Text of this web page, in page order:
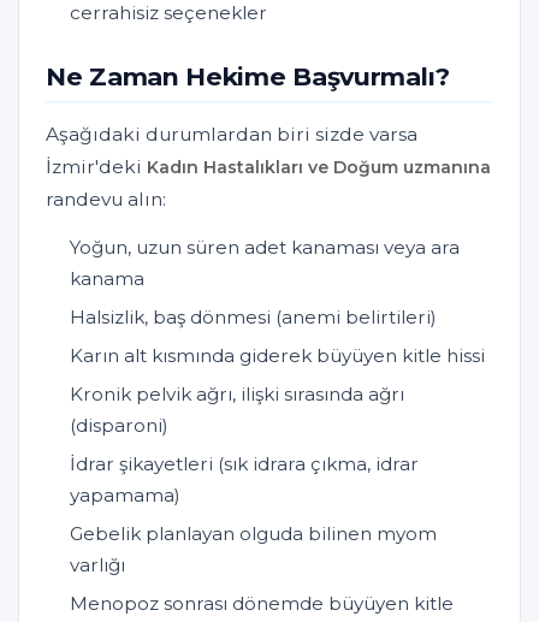
cerrahisiz seçenekler
Ne Zaman Hekime Başvurmalı?
Aşağıdaki durumlardan biri sizde varsa
İzmir'deki Kadın Hastalıkları ve Doğum uzmanına
randevu alın:
Yoğun, uzun süren adet kanaması veya ara
kanama
Halsizlik, baş dönmesi (anemi belirtileri)
Karın alt kısmında giderek büyüyen kitle hissi
Kronik pelvik ağrı, ilişki sırasında ağrı
(disparoni)
İdrar şikayetleri (sık idrara çıkma, idrar
yapamama)
Gebelik planlayan olguda bilinen myom
varlığı
Menopoz sonrası dönemde büyüyen kitle